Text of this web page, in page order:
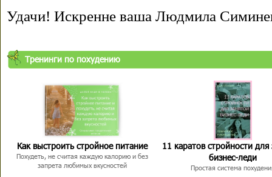
Удачи! Искренне ваша Людмила
Тренинги по похудению
Как выстроить стройное питание
Похудеть, не считая каждую калорию и без
запрета любимых вкусностей
11 каратов стройности для
бизнес-леди
Простая система